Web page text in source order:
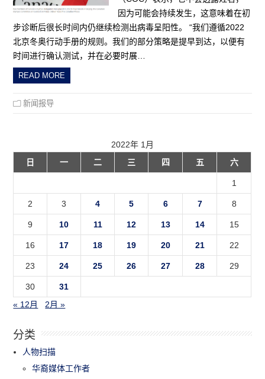
因为可能会持续发生，这意味着在初
步诊断后很长时间内仍继续检测出病毒呈阳性。 “我们遵循2022
北京冬奥行动手册的规则。我们的部分策略是提早到达，以便有
时间进行确认测试，并在必要时展…
READ MORE
新闻报导
2022年 1月
日
一 二 三 四 五 六
1
2 3 4 5 6 7 8
9 10 11 12 13 14 15
16 17 18 19 20 21 22
23 24 25 26 27 28 29
30
31
« 12月
2月 »
分类
人物扫描
华裔媒体工作者